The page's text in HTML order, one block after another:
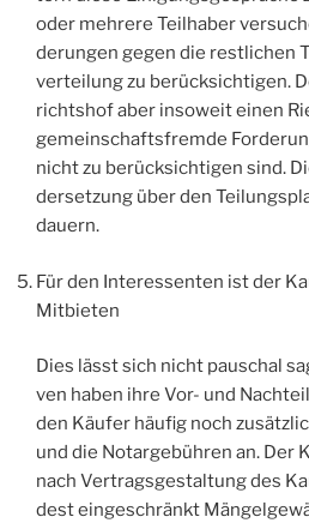
oder meh­re­re Teil­ha­ber
de­run­gen gegen die rest­li­chen
ver­tei­lung zu berück­sich­ti­gen.
richts­hof aber inso­weit einen
gemein­schafts­frem­de
nicht zu berück­sich­ti­gen sind.
der­set­zung über den
dauern.
Für den Inter­es­sen­ten ist der
Mitbieten
Dies lässt sich nicht pau­schal
ven haben ihre Vor- und
den Käu­fer häu­fig noch
und die Notar­ge­büh­ren an. Der
nach Ver­trags­ge­stal­tung des
dest ein­ge­schränkt